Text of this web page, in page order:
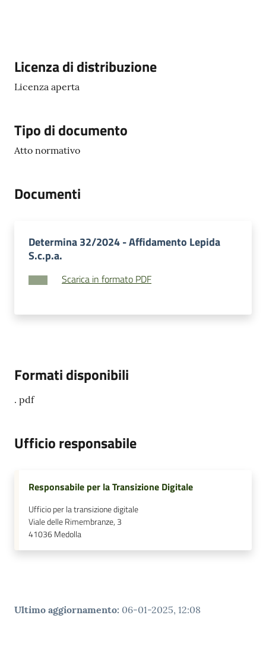
Tutti
gli
Seguici
Descrizione
Licenza di distribuzione
Licenza aperta
Tipo di documento
Atto normativo
Documenti
Determina 32/2024 - Affidamento Lepida
S.c.p.a.
Scarica in formato PDF
Formati disponibili
. pdf
Ufficio responsabile
Responsabile per la Transizione Digitale
Ufficio per la transizione digitale
Viale delle Rimembranze, 3
41036Medolla
Ultimo aggiornamento: 06-01-2025, 12:08